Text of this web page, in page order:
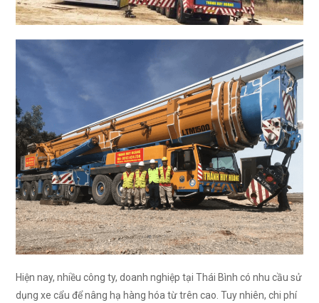
Hiện nay, nhiều công ty, doanh nghiệp tại Thái Bình có nhu cầu sử
dụng xe cẩu để nâng hạ hàng hóa từ trên cao. Tuy nhiên, chi phí